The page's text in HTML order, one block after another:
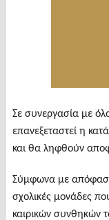
Σε συνεργασία με
επανεξεταστεί η
και θα ληφθούν
Σύμφωνα με
σχολικές μονάδες
καιρικών συνθηκών